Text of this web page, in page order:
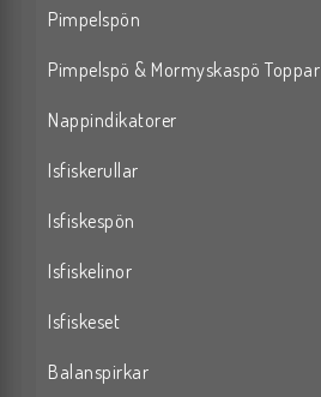
Pimpelspön
Pimpelspö & Mormyskaspö Toppar
Nappindikatorer
Isfiskerullar
Isfiskespön
Isfiskelinor
Isfiskeset
Balanspirkar